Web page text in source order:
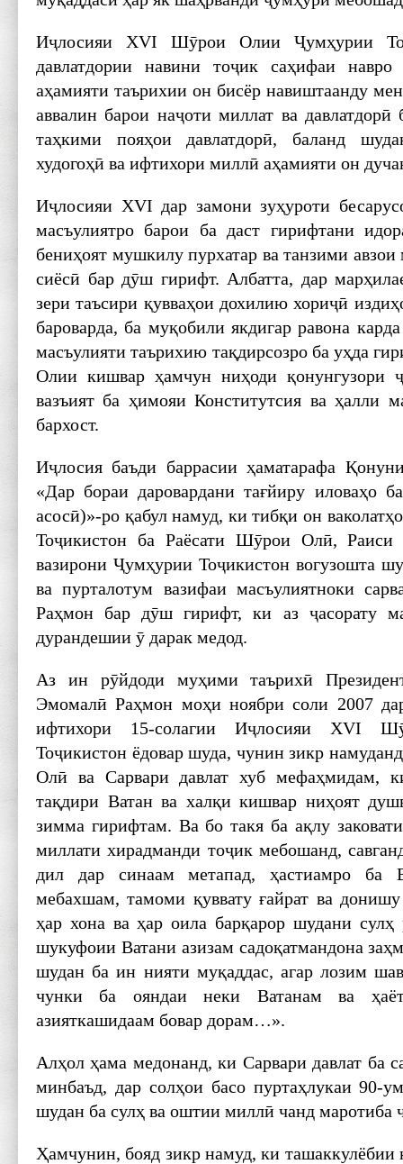
Иҷлосияи XVI Шӯрои Олии Ҷумҳурии
давлатдории навини тоҷик саҳифаи
аҳамияти таърихии он бисёр навиштаанду
аввалин барои наҷоти миллат ва
таҳкими пояҳои давлатдорӣ, баланд
худогоҳӣ ва ифтихори миллӣ аҳамияти он
Иҷлосияи XVI дар замони зуҳуроти
масъулиятро барои ба даст гирифтани
бениҳоят мушкилу пурхатар ва танзими
сиёсӣ бар дӯш гирифт. Албатта, дар
зери таъсири қувваҳои дохилию хориҷӣ
бароварда, ба муқобили якдигар равона
масъулияти таърихию тақдир­созро ба уҳда
Олии кишвар ҳамчун ниҳоди қонунгузори
вазъият ба ҳимояи Конститутсия ва ҳалли
бархост.
Иҷлосия баъди баррасии ҳаматарафа
«Дар бораи даровардани тағйиру иловаҳо
асосӣ)»-ро қабул намуд, ки тибқи он
Тоҷикистон ба Раёсати Шӯрои Олӣ,
вазирони Ҷумҳурии Тоҷикистон вогузошта
ва пурталотум вазифаи масъулиятноки
Раҳмон бар дӯш гирифт, ки аз ҷасорату
дурандешии ӯ дарак медод.
Аз ин рӯйдоди муҳими таърихӣ
Эмомалӣ Раҳмон моҳи ноябри соли 2007
ифтихори 15-солагии Иҷлосияи XVI
Тоҷикистон ёдовар шуда, чунин зикр
Олӣ ва Сарвари давлат хуб мефаҳмидам,
тақдири Ватан ва халқи кишвар ниҳоят
зимма гирифтам. Ва бо такя ба ақлу
миллати хирадманди тоҷик мебошанд,
дил дар синаам метапад, ҳастиамро ба
мебахшам, тамоми қуввату ғайрат ва
ҳар хона ва ҳар оила барқарор шудани сулҳ
шукуфоии Ватани азизам садоқатмандона
шудан ба ин нияти муқаддас, агар лозим
чунки ба ояндаи неки Ватанам ва
азияткашидаам бовар дорам…».
Алҳол ҳама медонанд, ки Сарвари давлат ба
минбаъд, дар солҳои басо пуртаҳлукаи 90-
шудан ба сулҳ ва оштии миллӣ чанд маротиба
Ҳамчунин, бояд зикр намуд, ки ташаккул­ёбии